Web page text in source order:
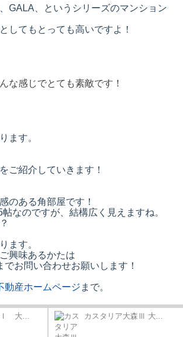
GALA、というシリーズのマンション
してもとっても高いですよ！
な感じでとても素敵です！
ます。
ご紹介していきます！
のある角部屋です！
なのですが、結構広く見えますね。
ます。
興味あるかたは
でお問い合わせお願いします！
動産ホームページ まで。
Ｉ 大... カスタリア大森Ⅲ 大...